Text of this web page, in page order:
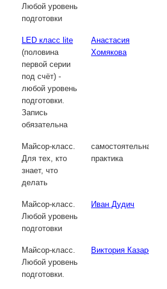
Любой уровень
подготовки
LED класс lite
(половина
первой серии
под счёт) -
любой уровень
подготовки.
Запись
обязательна
Анастасия
Хомякова
Майсор-класс.
Для тех, кто
знает, что
делать
самостоятельная
практика
Майсор-класс.
Любой уровень
подготовки
Иван Дудич
Майсор-класс.
Любой уровень
подготовки.
Виктория Казарова